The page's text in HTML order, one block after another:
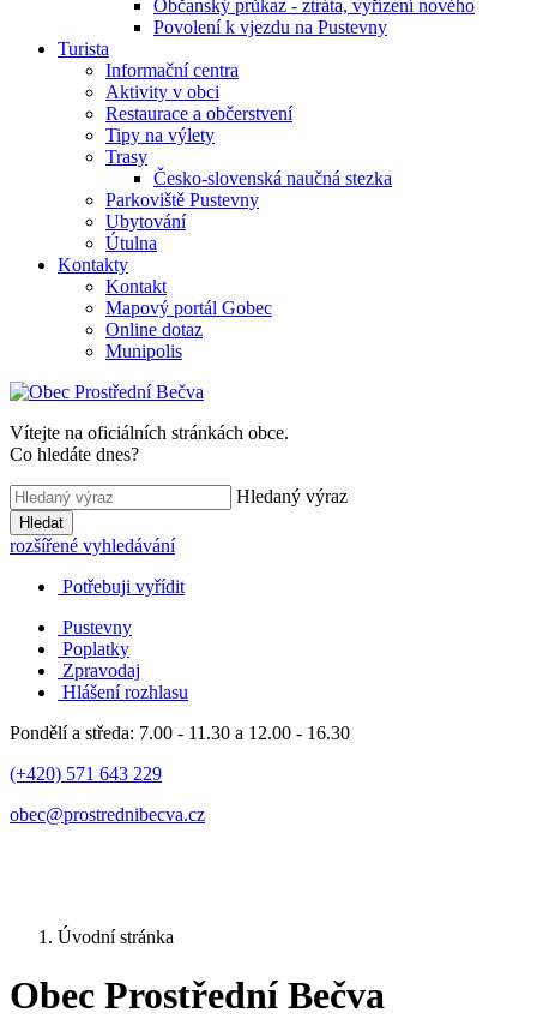
Občanský průkaz - ztráta, vyřízení nového
Povolení k vjezdu na Pustevny
Turista
Informační centra
Aktivity v obci
Restaurace a občerstvení
Tipy na výlety
Trasy
Česko-slovenská naučná stezka
Parkoviště Pustevny
Ubytování
Útulna
Kontakty
Kontakt
Mapový portál Gobec
Online dotaz
Munipolis
Vítejte na oficiálních stránkách obce.
Co hledáte dnes?
Hledaný výraz
Hledat
rozšířené vyhledávání
Potřebuji vyřídit
Pustevny
Poplatky
Zpravodaj
Hlášení rozhlasu
Pondělí a středa: 7.00 - 11.30 a 12.00 - 16.30
(+420) 571 643 229
obec@prostrednibecva.cz
Úvodní stránka
Obec Prostřední Bečva